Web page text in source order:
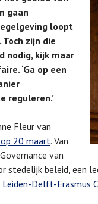
gaan
loopt
zijn die
nodig, kijk maar
‘Ga op een
reguleren.’
Fleur van
20 maart. Van
van
stedelijk beleid, een
Leiden-Delft-Erasmus